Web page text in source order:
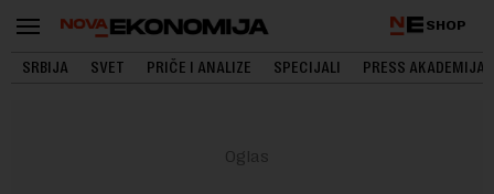
SHOP
SRBIJA SVET PRIČE I ANALIZE SPECIJALI PRESS AKADEMIJA